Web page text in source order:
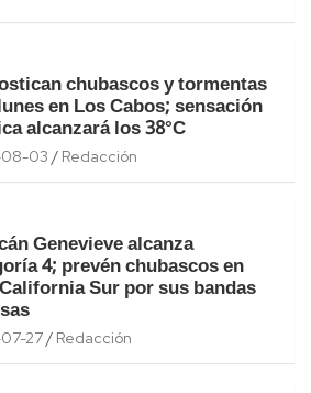
chubascos y tormentas
en Los Cabos; sensación
alcanzará los 38°C
03 Redacción
Genevieve alcanza
4; prevén chubascos en
Sur por sus bandas
27 Redacción